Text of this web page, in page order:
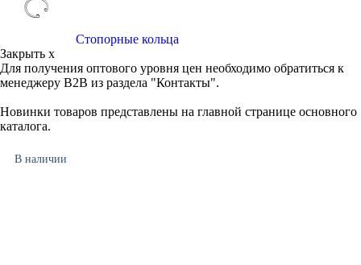
Стопорные кольца
Закрыть x
Для получения оптового уровня цен необходимо обратиться к
менеджеру B2B из раздела "Контакты".
Новинки товаров представлены на главной странице основного
каталога.
В наличии